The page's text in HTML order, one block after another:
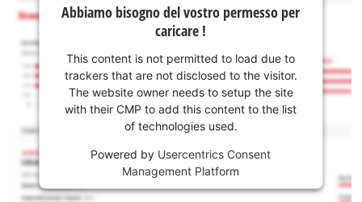
Abbiamo bisogno del vostro permesso per
caricare !
This content is not permitted to load due to
trackers that are not disclosed to the visitor.
The website owner needs to setup the site
with their CMP to add this content to the list
of technologies used.
Powered by Usercentrics Consent
Management Platform